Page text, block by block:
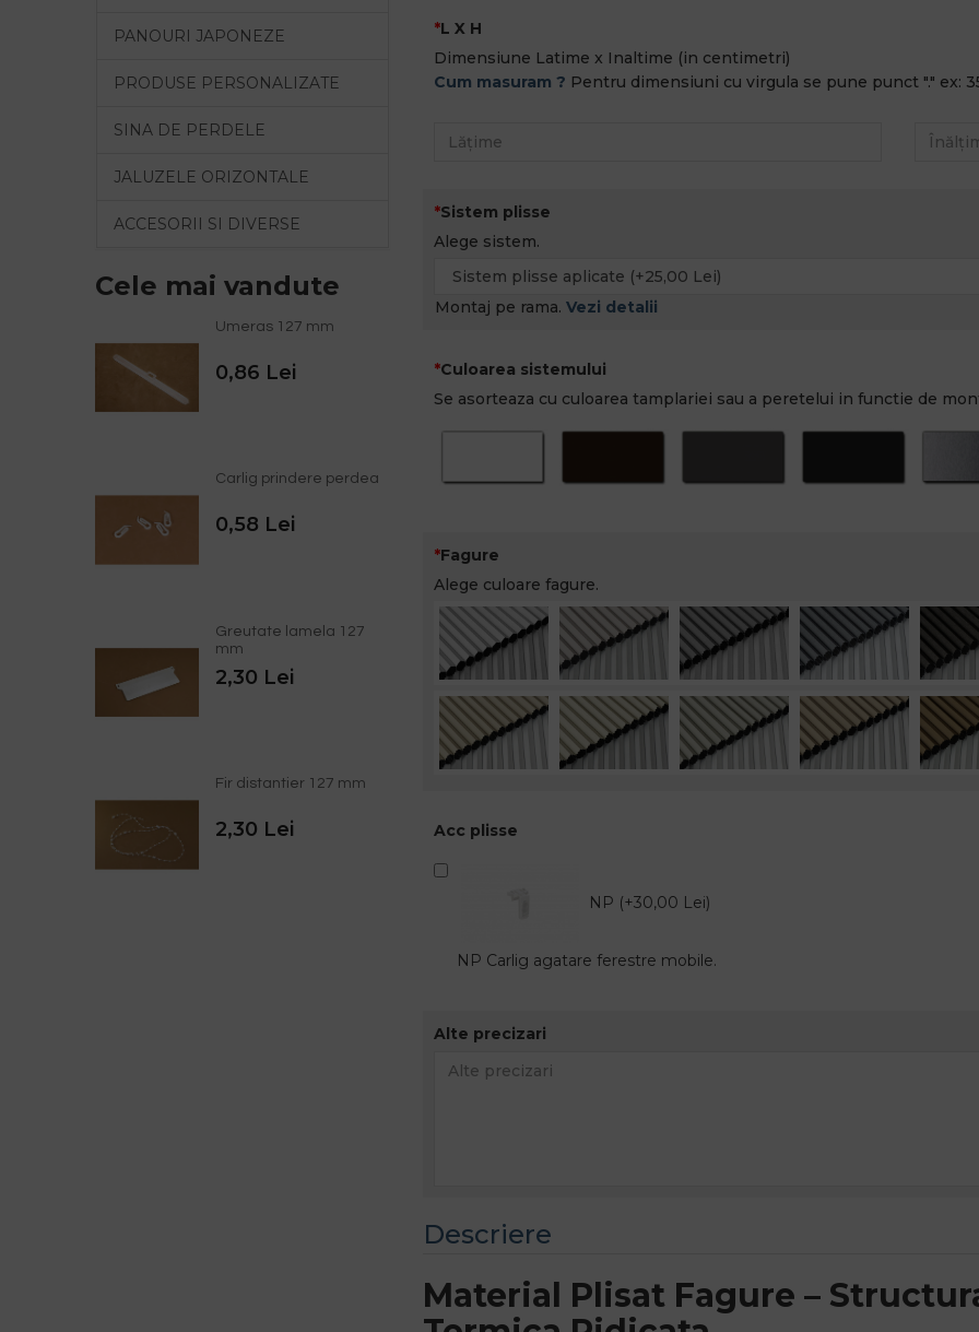
PANOURI JAPONEZE
PRODUSE PERSONALIZATE
SINA DE PERDELE
JALUZELE ORIZONTALE
ACCESORII SI DIVERSE
Cele mai vandute
Umeras 127 mm
0,86 Lei
Carlig prindere perdea
0,58 Lei
Greutate lamela 127
mm
2,30 Lei
Fir distantier 127 mm
2,30 Lei
L X H
Dimensiune Latime x Inaltime (in centimetri)
Cum masuram ? Pentru dimensiuni cu virgula se pune punct "." ex:
Sistem plisse
Alege sistem.
Montaj pe rama. Vezi detalii
Culoarea sistemului
Se asorteaza cu culoarea tamplariei sau a peretelui in functie de
Fagure
Alege culoare fagure.
Acc plisse
NP (+30,00 Lei)
NP Carlig agatare ferestre mobile.
Alte precizari
Descriere
Material Plisat Fagure –